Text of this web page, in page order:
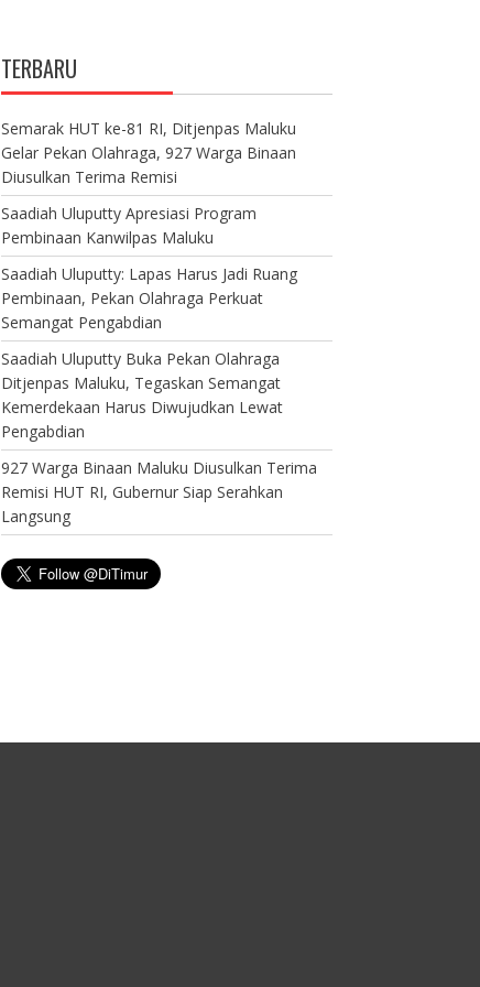
TERBARU
Semarak HUT ke-81 RI, Ditjenpas Maluku
Gelar Pekan Olahraga, 927 Warga Binaan
Diusulkan Terima Remisi
Saadiah Uluputty Apresiasi Program
Pembinaan Kanwilpas Maluku
Saadiah Uluputty: Lapas Harus Jadi Ruang
Pembinaan, Pekan Olahraga Perkuat
Semangat Pengabdian
Saadiah Uluputty Buka Pekan Olahraga
Ditjenpas Maluku, Tegaskan Semangat
Kemerdekaan Harus Diwujudkan Lewat
Pengabdian
927 Warga Binaan Maluku Diusulkan Terima
Remisi HUT RI, Gubernur Siap Serahkan
Langsung